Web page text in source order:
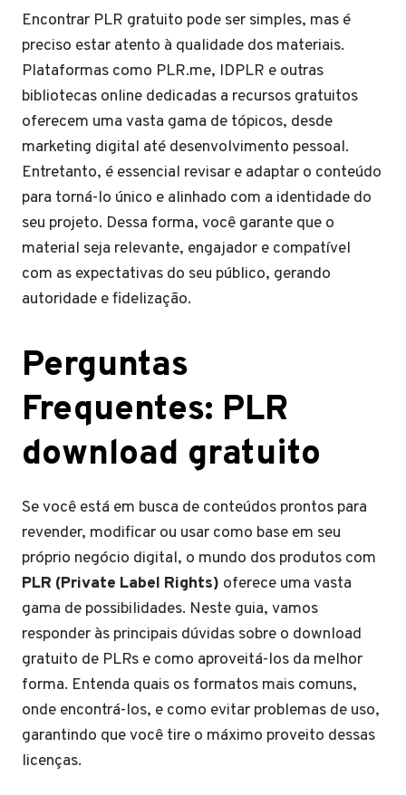
Encontrar PLR gratuito pode ser simples, mas é
preciso estar atento à qualidade dos materiais.
Plataformas como PLR.me, IDPLR e outras
bibliotecas online dedicadas a recursos gratuitos
oferecem uma vasta gama de tópicos, desde
marketing digital até desenvolvimento pessoal.
Entretanto, é essencial revisar e adaptar o conteúdo
para torná-lo único e alinhado com a identidade do
seu projeto. Dessa forma, você garante que o
material seja relevante, engajador e compatível
com as expectativas do seu público, gerando
autoridade e fidelização.
Perguntas
Frequentes: PLR
download gratuito
Se você está em busca de conteúdos prontos para
revender, modificar ou usar como base em seu
próprio negócio digital, o mundo dos produtos com
PLR (Private Label Rights) oferece uma vasta
gama de possibilidades. Neste guia, vamos
responder às principais dúvidas sobre o download
gratuito de PLRs e como aproveitá-los da melhor
forma. Entenda quais os formatos mais comuns,
onde encontrá-los, e como evitar problemas de uso,
garantindo que você tire o máximo proveito dessas
licenças.